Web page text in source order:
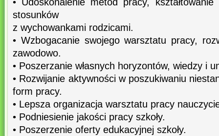
stosunków
z wychowankami rodzicami.
• Wzbogacanie swojego warsztatu pracy,
zawodowo.
• Poszerzanie własnych horyzontów, wiedzy i
• Rozwijanie aktywności w poszukiwaniu
form pracy.
• Lepsza organizacja warsztatu pracy
• Podniesienie jakości pracy szkoły.
• Poszerzenie oferty edukacyjnej szkoły.